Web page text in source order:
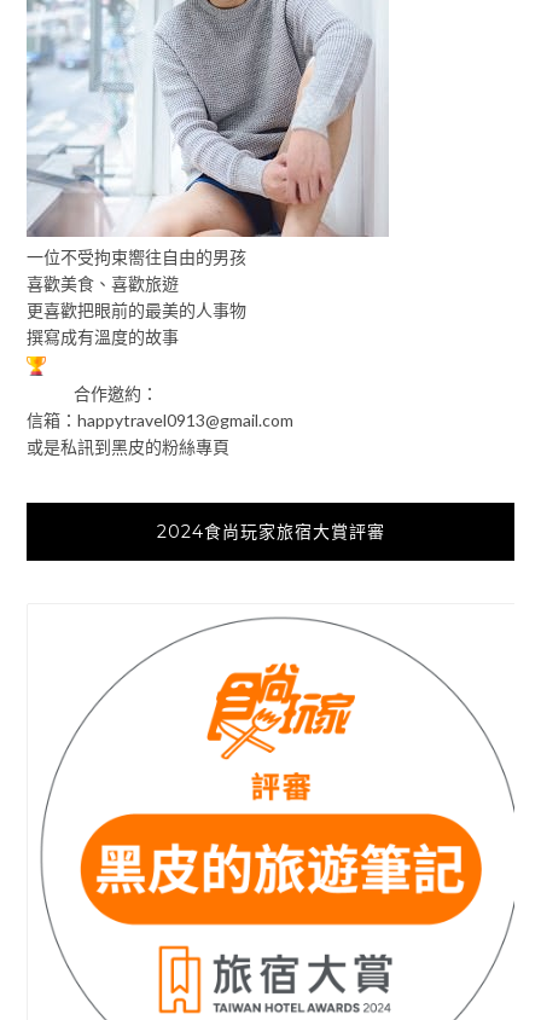
一位不受拘束嚮往自由的男孩
喜歡美食、喜歡旅遊
更喜歡把眼前的最美的人事物
撰寫成有溫度的故事
合作邀約：
信箱：happytravel0913@gmail.com
或是私訊到黑皮的粉絲專頁
2024食尚玩家旅宿大賞評審